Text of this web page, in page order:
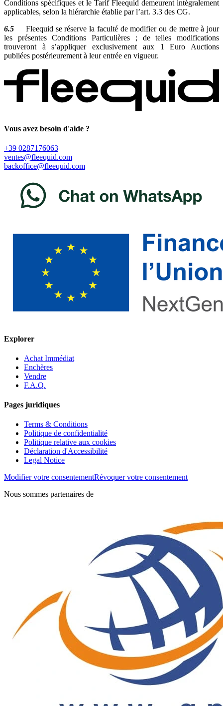
Conditions spécifiques et le Tarif Fleequid demeurent intégralement
applicables, selon la hiérarchie établie par l’art. 3.3 des CG.
6.5
Fleequid se réserve la faculté de modifier ou de mettre à jour
les présentes Conditions Particulières ; de telles modifications
trouveront à s’appliquer exclusivement aux 1 Euro Auctions
publiées postérieurement à leur entrée en vigueur.
Vous avez besoin d'aide ?
+39 0287176063
ventes@fleequid.com
backoffice@fleequid.com
Explorer
Achat Immédiat
Enchères
Vendre
F.A.Q.
Pages juridiques
Terms & Conditions
Politique de confidentialité
Politique relative aux cookies
Déclaration d'Accessibilité
Legal Notice
Modifier votre consentementRévoquer votre consentement
Nous sommes partenaires de